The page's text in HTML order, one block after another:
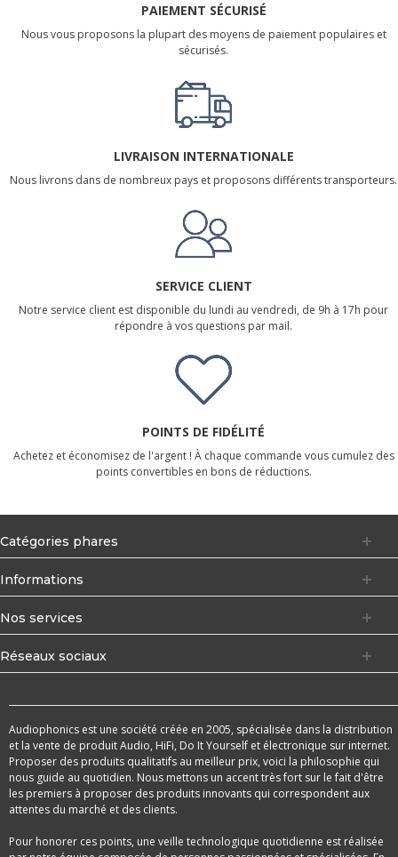
PAIEMENT SÉCURISÉ
Nous vous proposons la plupart des moyens de paiement populaires et
sécurisés.
LIVRAISON INTERNATIONALE
Nous livrons dans de nombreux pays et proposons différents transporteurs.
SERVICE CLIENT
Notre service client est disponible du lundi au vendredi, de 9h à 17h pour
répondre à vos questions par mail.
POINTS DE FIDÉLITÉ
Achetez et économisez de l'argent ! À chaque commande vous cumulez des
points convertibles en bons de réductions.
Catégories phares
Informations
Nos services
Réseaux sociaux
Audiophonics est une société créée en 2005, spécialisée dans la distribution
et la vente de produit Audio, HiFi, Do It Yourself et électronique sur internet.
Proposer des produits qualitatifs au meilleur prix, voici la philosophie qui
nous guide au quotidien. Nous mettons un accent très fort sur le fait d'être
les premiers à proposer des produits innovants qui correspondent aux
attentes du marché et des clients.
Pour honorer ces points, une veille technologique quotidienne est réalisée